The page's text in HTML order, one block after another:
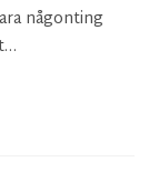
någonting